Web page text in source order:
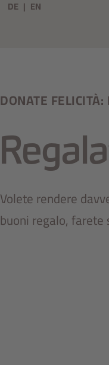
DE EN
DONATE
Volete rendere
buoni regalo, farete